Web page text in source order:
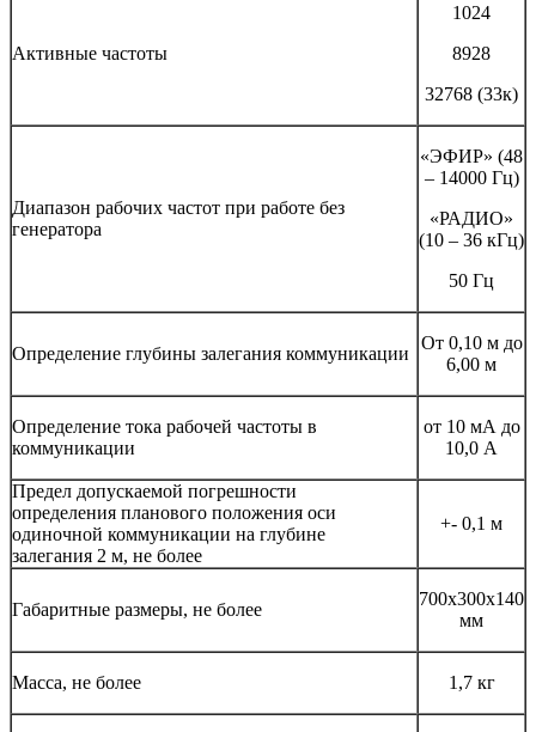
Активные частоты
1024
8928
32768 (33к)
Диапазон рабочих частот при работе без
генератора
«ЭФИР» (48
– 14000 Гц)
«РАДИО»
(10 – 36 кГц)
50 Гц
Определение глубины залегания коммуникации
От 0,10 м до
6,00 м
Определение тока рабочей частоты в
коммуникации
от 10 мА до
10,0 А
Предел допускаемой погрешности
определения планового положения оси
одиночной коммуникации на глубине
залегания 2 м, не более
+- 0,1 м
Габаритные размеры, не более
700х300х140
мм
Масса, не более 1,7 кг